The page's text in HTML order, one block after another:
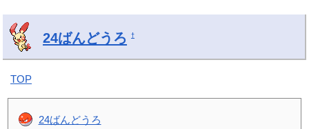
24ばんどうろ †
TOP
24ばんどうろ